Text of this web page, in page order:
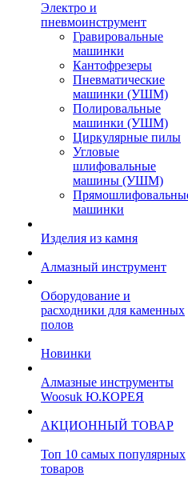
Электро и
пневмоинструмент
Гравировальные
машинки
Кантофрезеры
Пневматические
машинки (УШМ)
Полировальные
машинки (УШМ)
Циркулярные пилы
Угловые
шлифовальные
машины (УШМ)
машинки
Изделия из камня
Алмазный инструмент
Оборудование и
расходники для каменных
полов
Новинки
Алмазные инструменты
Woosuk Ю.КОРЕЯ
АКЦИОННЫЙ ТОВАР
Топ 10 самых популярных
товаров